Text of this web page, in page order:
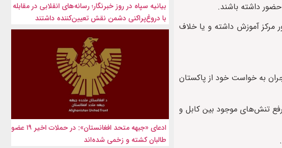
داشته باشند.
مرکز آموزش داشته و یا خلاف
به خواست خود از پاکستان
تنش‌های موجود بین کابل و
بیانیه سپاه در روز خبرنگار؛ رسانه‌های انقلابی در مقابله
با دروغ‌پراکنی دشمن نقش تعیین‌کننده داشتند
ادعای «جبهه متحد افغانستان»: در حملات اخیر ۱۹ عضو
طالبان کشته و زخمی شده‌اند